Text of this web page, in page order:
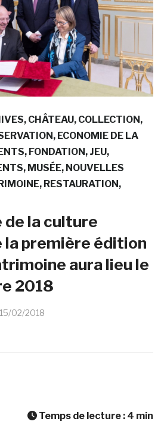
CHÂTEAU COLLECTION
ECONOMIE DE LA
FONDATION JEU
MUSÉE NOUVELLES
RESTAURATION
la culture
la première édition
aura lieu le
2018
15/02/2018
Temps de lecture : 4 min